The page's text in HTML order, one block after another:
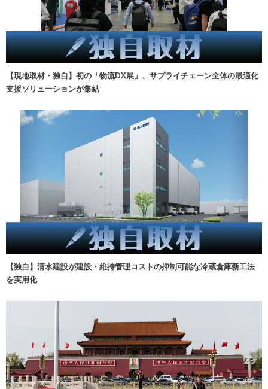
【現地取材・独自】初の「物流DX展」、サプライチェーン全体の最適化
支援ソリューションが集結
【独自】清水建設が建設・維持管理コストの抑制可能な冷蔵倉庫新工法
を実用化